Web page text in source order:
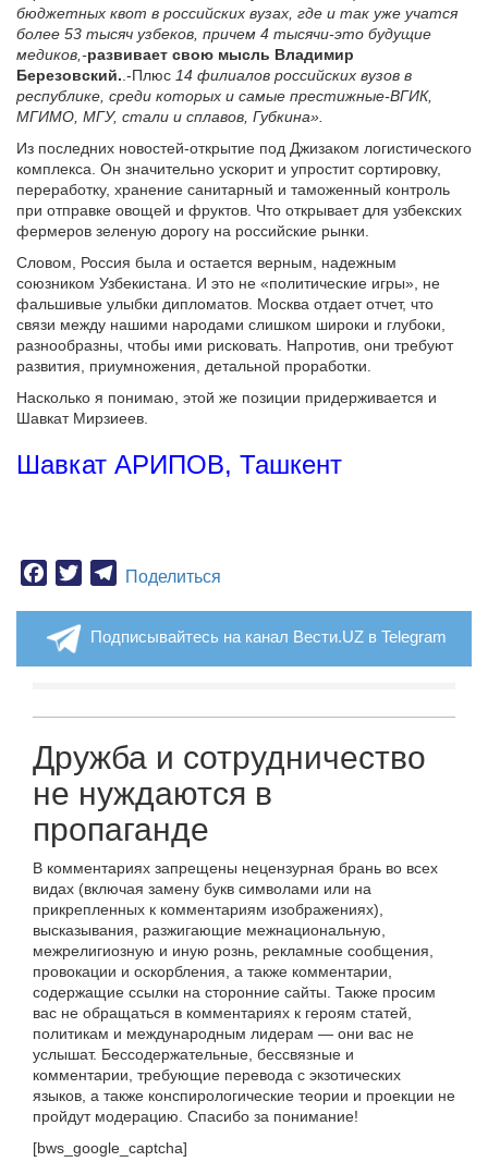
бюджетных квот в российских вузах, где и так уже учатся
более 53 тысяч узбеков, причем 4 тысячи-это будущие
медиков,-развивает свою мысль Владимир
Березовский. .-Плюс 14 филиалов российских вузов в
республике, среди которых и самые престижные-ВГИК,
МГИМО, МГУ, стали и сплавов, Губкина».
Из последних новостей-открытие под Джизаком логистического
комплекса. Он значительно ускорит и упростит сортировку,
переработку, хранение санитарный и таможенный контроль
при отправке овощей и фруктов. Что открывает для узбекских
фермеров зеленую дорогу на российские рынки.
Словом, Россия была и остается верным, надежным
союзником Узбекистана. И это не «политические игры», не
фальшивые улыбки дипломатов. Москва отдает отчет, что
связи между нашими народами слишком широки и глубоки,
разнообразны, чтобы ими рисковать. Напротив, они требуют
развития, приумножения, детальной проработки.
Насколько я понимаю, этой же позиции придерживается и
Шавкат Мирзиеев.
Шавкат АРИПОВ, Ташкент
Facebook
TwitterTelegram
Поделиться
Подписывайтесь на канал Вести.UZ в Telegram
Дружба и сотрудничество
не нуждаются в
пропаганде
В комментариях запрещены нецензурная брань во всех
видах (включая замену букв символами или на
прикрепленных к комментариям изображениях),
высказывания, разжигающие межнациональную,
межрелигиозную и иную рознь, рекламные сообщения,
провокации и оскорбления, а также комментарии,
содержащие ссылки на сторонние сайты. Также просим
вас не обращаться в комментариях к героям статей,
политикам и международным лидерам — они вас не
услышат. Бессодержательные, бессвязные и
комментарии, требующие перевода с экзотических
языков, а также конспирологические теории и проекции не
пройдут модерацию. Спасибо за понимание!
[bws_google_captcha]